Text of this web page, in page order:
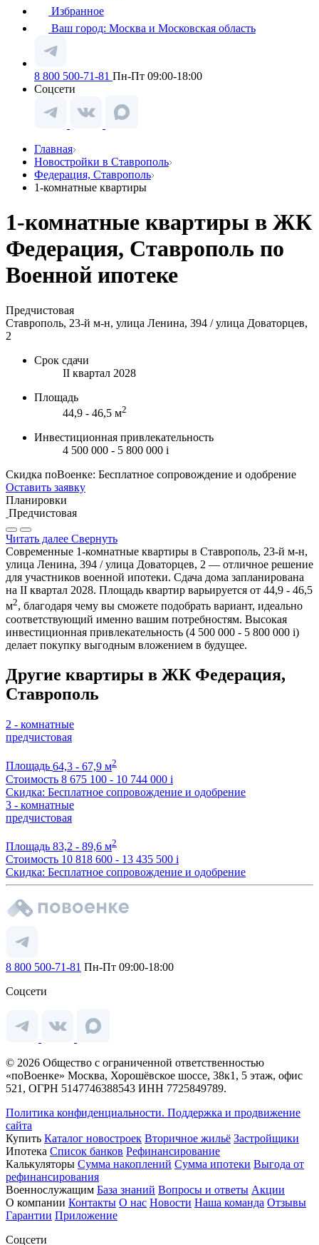
Избранное
Ваш город: Москва и Московская область
8 800 500-71-81 Пн-Пт 09:00-18:00
Соцсети
Главная
Новостройки в Ставрополь
Федерация, Ставрополь
1-комнатные квартиры
1-комнатные квартиры в ЖК
Федерация, Ставрополь по
Военной ипотеке
Предчистовая
Ставрополь, 23-й м-н, улица Ленина, 394 / улица Доваторцев,
2
Срок сдачи
II квартал 2028
Площадь
44,9 - 46,5 м2
Инвестиционная привлекательность
4 500 000 - 5 800 000 i
Скидка поВоенке: Бесплатное сопровождение и одобрение
Оставить заявку
Планировки
Предчистовая
Читать далее Свернуть
Современные 1-комнатные квартиры в Ставрополь, 23-й м-н,
улица Ленина, 394 / улица Доваторцев, 2 — отличное решение
для участников военной ипотеки. Сдача дома запланирована
на II квартал 2028. Площадь квартир варьируется от 44,9 - 46,5
м2, благодаря чему вы сможете подобрать вариант, идеально
соответствующий именно вашим потребностям. Высокая
инвестиционная привлекательность (4 500 000 - 5 800 000 i)
делает покупку выгодным вложением в будущее.
Другие квартиры в ЖК Федерация,
Ставрополь
2 - комнатные
предчистовая
Площадь 64,3 - 67,9 м2
Стоимость 8 675 100 - 10 744 000 i
Скидка: Бесплатное сопровождение и одобрение
3 - комнатные
предчистовая
Площадь 83,2 - 89,6 м2
Стоимость 10 818 600 - 13 435 500 i
Скидка: Бесплатное сопровождение и одобрение
8 800 500-71-81 Пн-Пт 09:00-18:00
Соцсети
© 2026 Общество с ограниченной ответственностью
«поВоенке» Москва, Хорошёвское шоссе, 38к1, 5 этаж, офис
521, ОГРН 5147746388543 ИНН 7725849789.
Политика конфиденциальности. Поддержка и продвижение
сайта
Купить Каталог новостроек Вторичное жильё Застройщики
Ипотека Список банков Рефинансирование
Калькуляторы Сумма накоплений Сумма ипотеки Выгода от
рефинансирования
Военнослужащим База знаний Вопросы и ответы Акции
О компании Контакты О нас Новости Наша команда Отзывы
Гарантии Приложение
Соцсети